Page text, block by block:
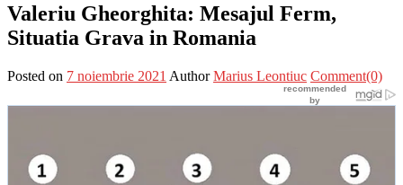
Valeriu Gheorghita: Mesajul Ferm,
Situatia Grava in Romania
Posted on 7 noiembrie 2021 Author Marius Leontiuc Comment(0)